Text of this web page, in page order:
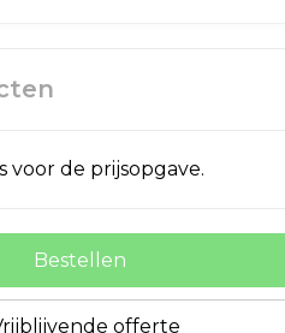
voor de prijsopgave.
Bestellen
offerte